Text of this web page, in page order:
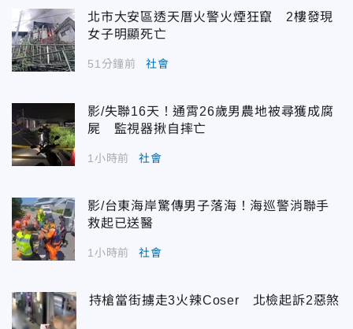
北市大安區透天厝火警火煙狂竄 2樓發現
女子明顯死亡
51分鐘前 社會
影/失聯16天！通霄26歲男農地被尋獲成腐
屍 監視器揪自摔亡
1小時前 社會
影/台東海岸驚傳男子落海！海巡警消聯手
救起已送醫
1小時前 社會
持槍當街擄走3火辣Coser 北檢起訴2惡煞